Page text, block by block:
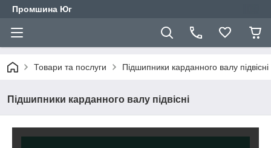
Промшина Юг
Товари та послуги Підшипники карданного валу підвісні
Підшипники карданного валу підвісні